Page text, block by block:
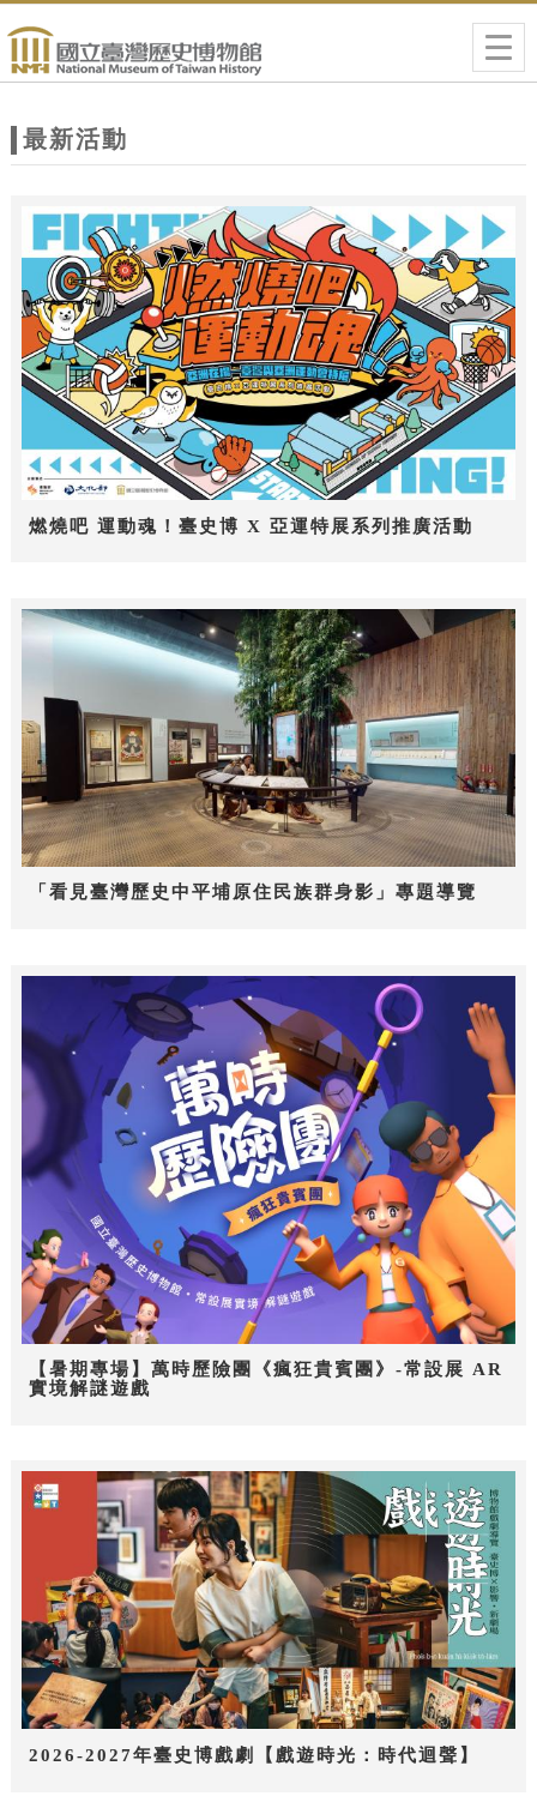
站最新活動
燃燒吧 運動魂！臺史博 X 亞運特展系列推廣活動
「看見臺灣歷史中平埔原住民族群身影」專題導覽
【暑期專場】萬時歷險團《瘋狂貴賓團》-常設展 AR
實境解謎遊戲
2026-2027年臺史博戲劇【戲遊時光：時代迴聲】